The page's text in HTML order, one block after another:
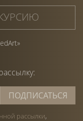
рассылки,